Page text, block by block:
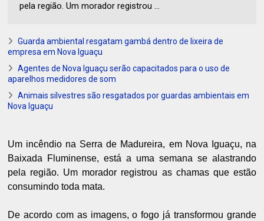
pela região. Um morador registrou ...
Guarda ambiental resgatam gambá dentro de lixeira de
empresa em Nova Iguaçu
Agentes de Nova Iguaçu serão capacitados para o uso de
aparelhos medidores de som
Animais silvestres são resgatados por guardas ambientais em
Nova Iguaçu
Um incêndio na Serra de Madureira, em Nova Iguaçu, na
Baixada Fluminense, está a uma semana se alastrando
pela região. Um morador registrou as chamas que estão
consumindo toda mata.
De acordo com as imagens, o fogo já transformou grande